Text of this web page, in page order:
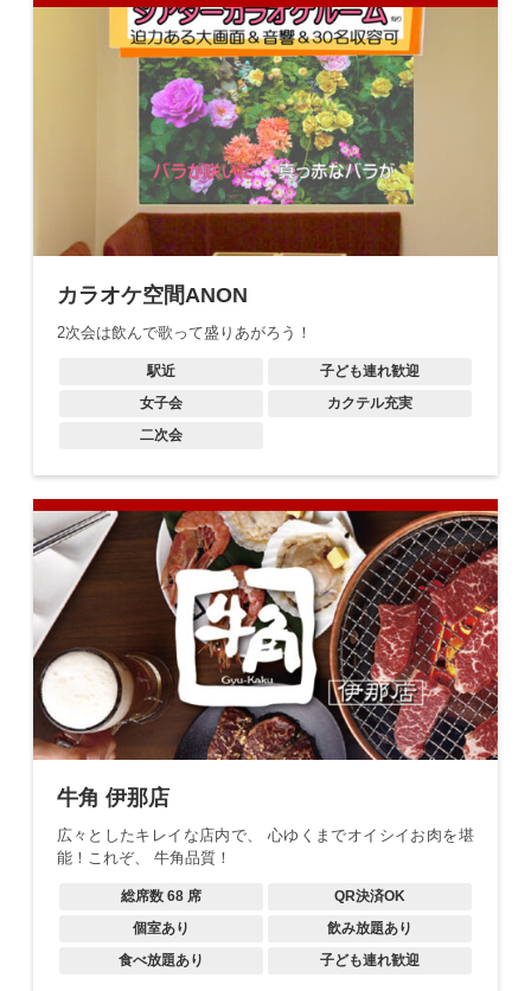
カラオケ空間ANON
2次会は飲んで歌って盛りあがろう！
駅近
子ども連れ歓迎
女子会
カクテル充実
二次会
牛角 伊那店
広々としたキレイな店内で、 心ゆくまでオイシイお肉を堪
能！これぞ、 牛角品質！
総席数 68 席
QR決済OK
個室あり
飲み放題あり
食べ放題あり
子ども連れ歓迎